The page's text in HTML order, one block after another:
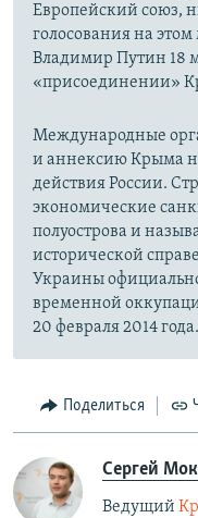
Европейский союз,
голосования на
Владимир Путин 18
«присоединении»
Международные
и аннексию Крыма
действия России.
экономические
полуострова и
исторической
Украины
временной
20 февраля 2014 года.
Поделиться
Сергей
Ведущий